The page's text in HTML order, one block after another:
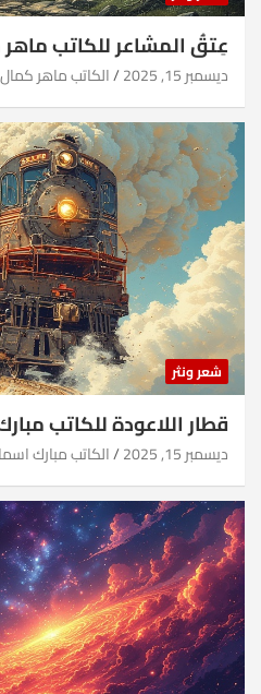
عِتقُ المشاعر للكاتب
ديسمبر 15, 2025 الكاتب ماهر
شعر ونثر
قطار اللاعودة للكاتب
ديسمبر 15, 2025 الكاتب مبارك